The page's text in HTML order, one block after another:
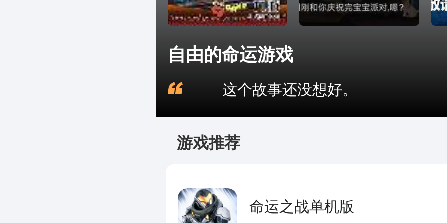
自由的命运游戏
这个故事还没想好。
游戏推荐
命运之战单机版